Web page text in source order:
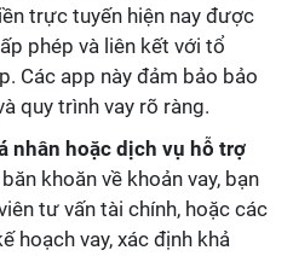
trực tuyến hiện nay được
phép và liên kết với tổ
Các app này đảm bảo bảo
quy trình vay rõ ràng.
nhân hoặc dịch vụ hỗ trợ
khoăn về khoản vay, bạn
tư vấn tài chính, hoặc các
hoạch vay, xác định khả